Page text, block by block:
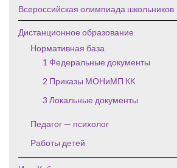
Всероссийская олимпиада школьников
Дистанционное образование
Нормативная база
1 Федеральные документы
2 Приказы МОНиМП КК
3 Локальные документы
Педагог — психолог
Работы детей